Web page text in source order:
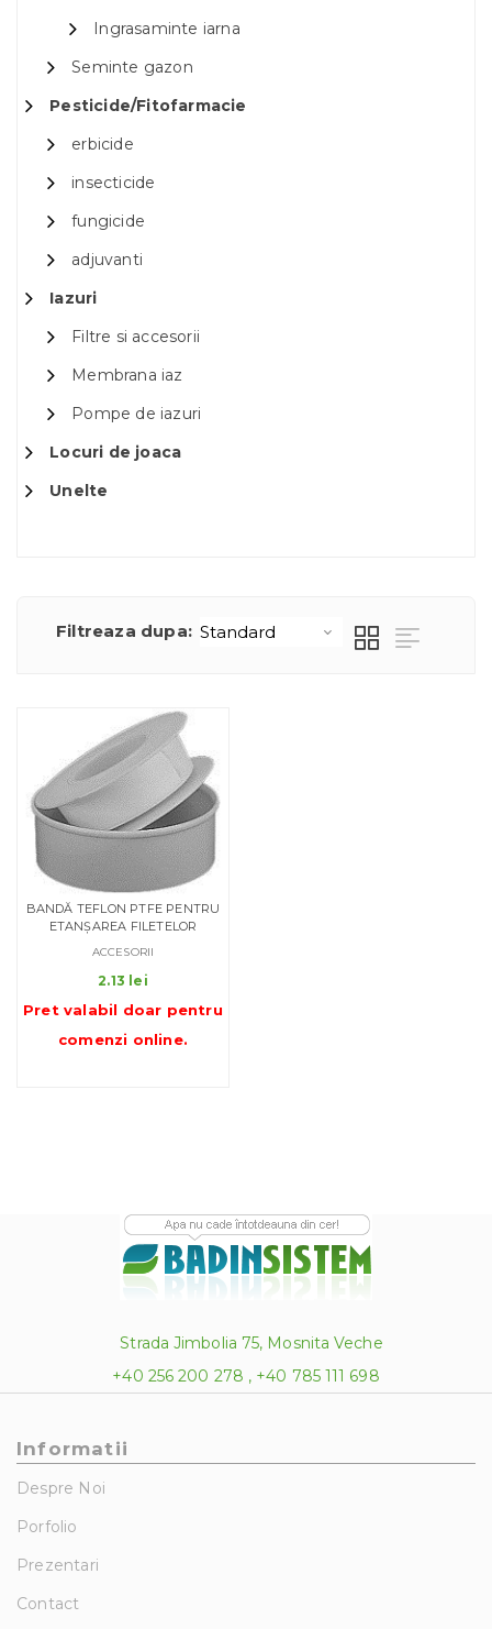
Ingrasaminte iarna
Seminte gazon
Pesticide/Fitofarmacie
erbicide
insecticide
fungicide
adjuvanti
Iazuri
Filtre si accesorii
Membrana iaz
Pompe de iazuri
Locuri de joaca
Unelte
Filtreaza dupa:
BANDĂ TEFLON PTFE PENTRU
ETANȘAREA FILETELOR
ACCESORII
2.13 lei
Pret valabil doar pentru
comenzi online.
Strada Jimbolia 75, Mosnita Veche
+40 256 200 278 , +40 785 111 698
Informatii
Despre Noi
Porfolio
Prezentari
Contact